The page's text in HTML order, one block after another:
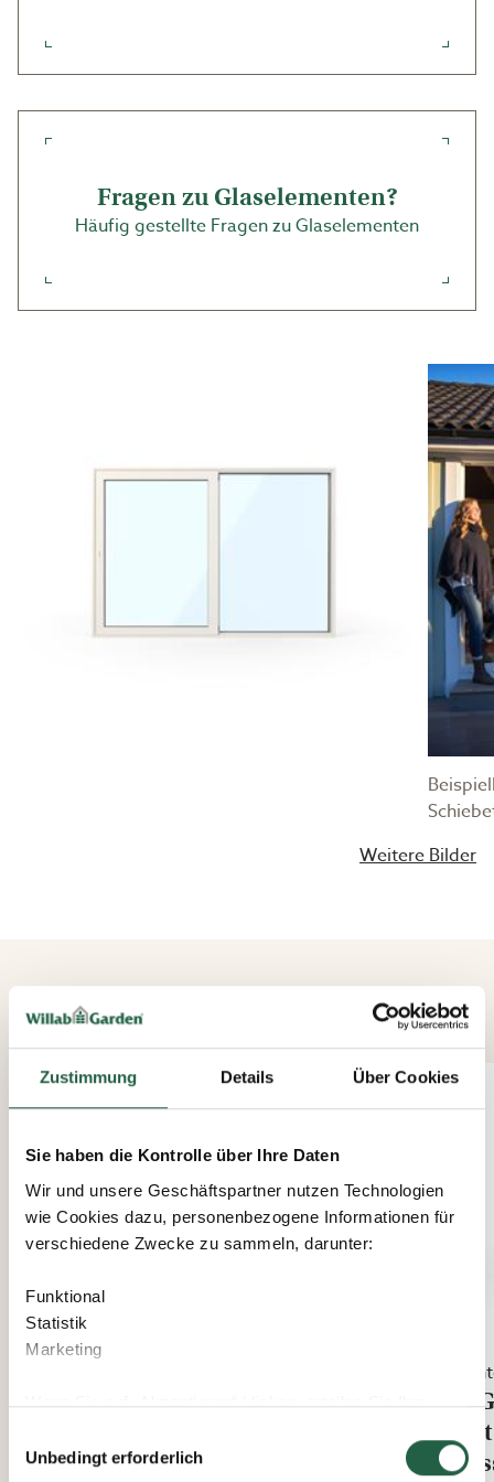
Zustimmung Details Über Cookies
Sie haben die Kontrolle über Ihre Daten
Wir und unsere Geschäftspartner nutzen Technologien
wie Cookies dazu, personenbezogene Informationen für
verschiedene Zwecke zu sammeln, darunter:
Funktional
Statistik
Marketing
Wenn Sie auf „Akzeptieren“ klicken, erteilen Sie Ihre
entscheiden, welchen Zwecken Sie zustimmen, indem
Unbedingt erforderlich
besonders kratzfest und widerstandsfähiger gegen UV-
Strahlung, Wind und Wetter macht. Außerdem ist es
Qualicoat Seaside zertifiziert. Für alle Sonderfarben
Die WG 100 wird mit einem großen Aluminium-Türgriff
an der Innenseite geliefert, der in der gleichen Farbe
standardmäßig immer mit einem Muschelgriff an der
Außenseite geliefert. Wenn Sie einen großen Türgriff
können Sie ihn einfach mit dem Element mitbestellen.
Das WG 100 wird immer nach Ihren Maßen bestellt. Alle
Informationen zur Breite des Bodenspurprofils finden
Sie unter der Rubrik Bauhilfe/Montageanleitungen.
Fragen zu Glaselementen?
Häufig gestellte Fragen zu Glaselementen
Weitere Bilder
PASSENDES ZUBEHÖR
WG 100 Classic Feste Wand 1-